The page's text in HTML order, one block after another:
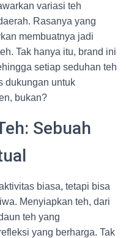
variasi teh
Rasanya yang
membuatnya jadi
Tak hanya itu, brand ini
setiap seduhan teh
dukungan untuk
bukan?
Sebuah
biasa, tetapi bisa
Menyiapkan teh, dari
teh yang
yang berharga. Tak